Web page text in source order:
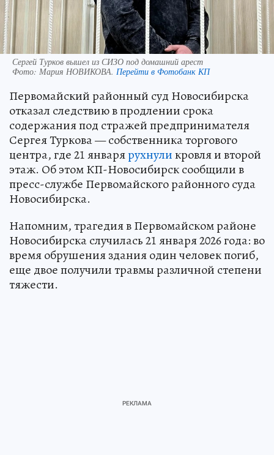
Сергей Турков вышел из СИЗО под домашний арест
Фото: Мария НОВИКОВА. Перейти в Фотобанк КП
Первомайский районный суд Новосибирска
отказал следствию в продлении срока
содержания под стражей предпринимателя
Сергея Туркова — собственника торгового
центра, где 21 январярухнуликровля и второй
этаж. Об этом КП-Новосибирск сообщили в
пресс-службе Первомайского районного суда
Новосибирска.
Напомним, трагедия в Первомайском районе
Новосибирска случилась 21 января 2026 года: во
время обрушения здания один человек погиб,
еще двое получили травмы различной степени
тяжести.